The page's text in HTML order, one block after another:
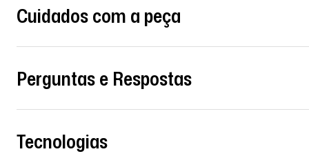
Cuidados com a peça
Perguntas e Respostas
Tecnologias